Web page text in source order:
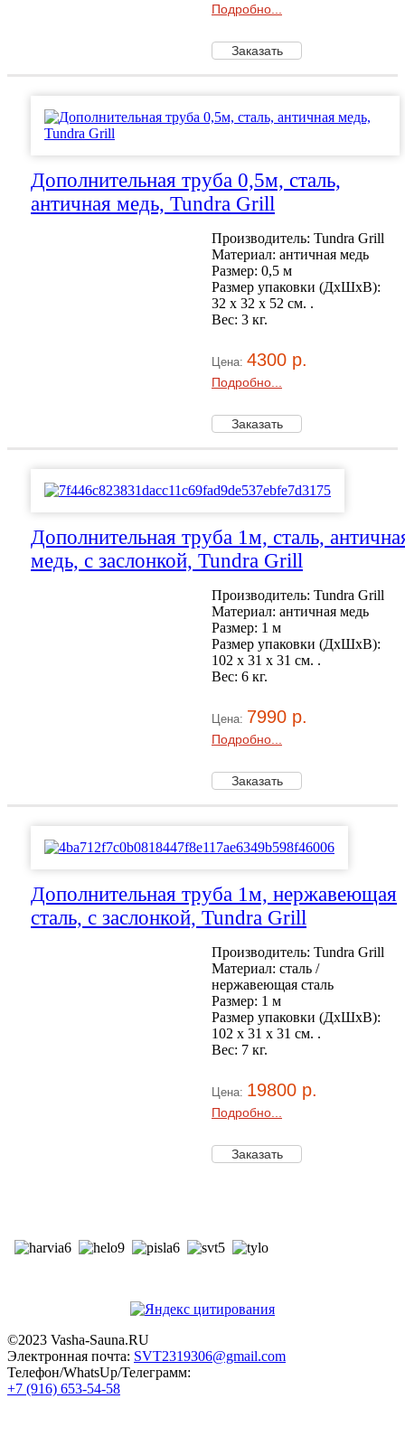
Подробно...
Дополнительная труба 0,5м, сталь,
античная медь, Tundra Grill
Производитель: Tundra Grill
Материал: античная медь
Размер: 0,5 м
Размер упаковки (ДхШхВ):
32 х 32 x 52 см. .
Вес: 3 кг.
Цена: 4300 р.
Подробно...
Дополнительная труба 1м, сталь,
медь, с заслонкой, Tundra Grill
Производитель: Tundra Grill
Материал: античная медь
Размер: 1 м
Размер упаковки (ДхШхВ):
102 х 31 x 31 см. .
Вес: 6 кг.
Цена: 7990 р.
Подробно...
Дополнительная труба 1м, нержавеющая
сталь, с заслонкой, Tundra Grill
Производитель: Tundra Grill
Материал: сталь /
нержавеющая сталь
Размер: 1 м
Размер упаковки (ДхШхВ):
102 х 31 x 31 см. .
Вес: 7 кг.
Цена: 19800 р.
Подробно...
©2023 Vasha-Sauna.RU
Электронная почта: SVT2319306@gmail.com
Телефон/WhatsUp/Телеграмм:
+7 (916) 653-54-58